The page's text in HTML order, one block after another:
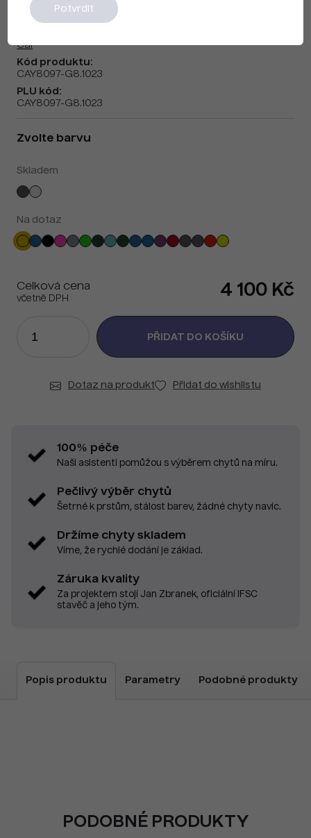
Cai F240412 Traffic Yellow
Cai
Kód produktu:
CAY8097-G8.1023
PLU kód:
CAY8097-G8.1023
Zvolte barvu
Skladem
Na dotaz
Celková cena
včetně DPH 4 100 Kč
Dotaz na produkt Přidat do wishlistu
100% péče
Naši asistenti pomůžou s výběrem chytů na míru.
Pečlivý výběr chytů
Šetrné k prstům, stálost barev, žádné chyty navíc.
Držíme chyty skladem
Víme, že rychlé dodání je základ.
Záruka kvality
Za projektem stojí Jan Zbranek, oficiální IFSC
stavěč a jeho tým.
Popis produktu Parametry Podobné produkty
PODOBNÉ PRODUKTY
Potvrdit